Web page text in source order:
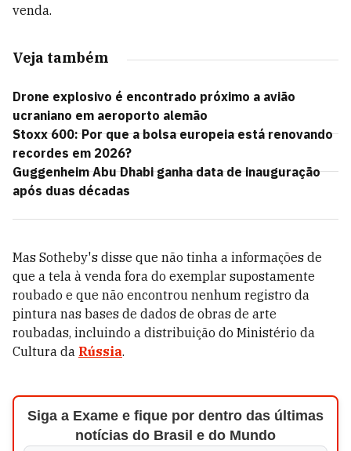
venda.
Veja também
Drone explosivo é encontrado próximo a avião
ucraniano em aeroporto alemão
Stoxx 600: Por que a bolsa europeia está renovando
recordes em 2026?
Guggenheim Abu Dhabi ganha data de inauguração
após duas décadas
Mas Sotheby's disse que não tinha a informações de
que a tela à venda fora do exemplar supostamente
roubado e que não encontrou nenhum registro da
pintura nas bases de dados de obras de arte
roubadas, incluindo a distribuição do Ministério da
Cultura da Rússia.
Siga a Exame e fique por dentro das últimas
notícias do Brasil e do Mundo